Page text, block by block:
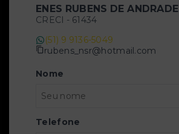
ENES RUBENS DE ANDRADE
CRECI - 61434
(51) 9 9136-5049
rubens_nsr@hotmail.com
Nome
Telefone